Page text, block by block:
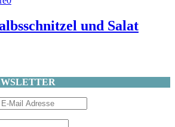
und Salat